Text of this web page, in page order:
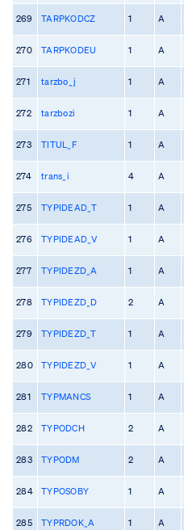
269 TARPKODCZ 1 A
270 TARPKODEU 1 A
271 tarzbo_j 1 A
272 tarzbozi 1 A
273 TITUL_F 1 A
274 trans_i 4 A
275 TYPIDEAD_T 1 A
276 TYPIDEAD_V 1 A
277 TYPIDEZD_A 1 A
278 TYPIDEZD_D 2 A
279 TYPIDEZD_T 1 A
280 TYPIDEZD_V 1 A
281 TYPMANCS 1 A
282 TYPODCH 2 A
283 TYPODM 2 A
284 TYPOSOBY 1 A
285 TYPRDOK_A 1 A